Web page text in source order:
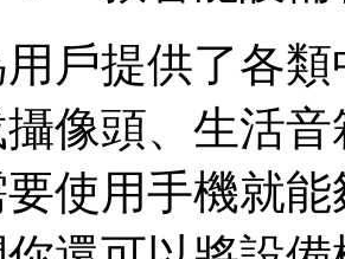
戶提供了各
像頭、生活
使用手機就